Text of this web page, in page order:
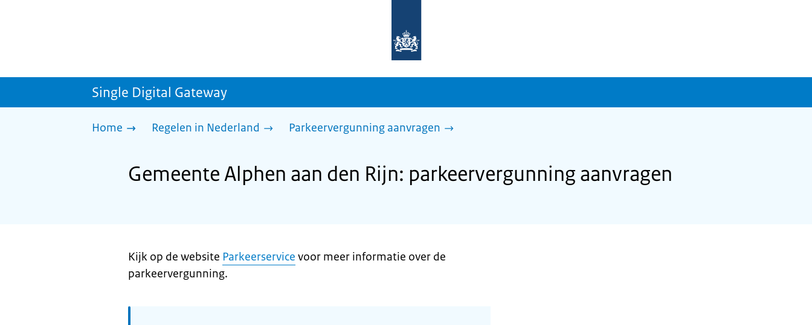
homepage
sdg.rijksoverheid.nl
Single Digital Gateway
Home Regelen in Nederland Parkeervergunning aanvragen
Gemeente Alphen aan den Rijn: parkeervergunning aanvragen
Kijk op de website Parkeerservice voor meer informatie over de
parkeervergunning.